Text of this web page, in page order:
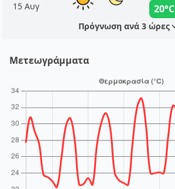
15 Αυγ
20°C
Πρόγνωση ανά 3 ώρες
Μετεωγράμματα